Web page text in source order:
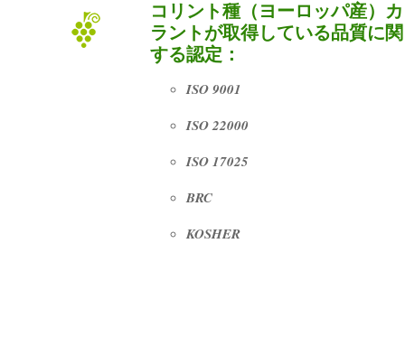
コリント種（ヨーロッパ産）カ
ラントが取得している品質に関
する認定：
ISO 9001
ISO 22000
ISO 17025
BRC
KOSHER